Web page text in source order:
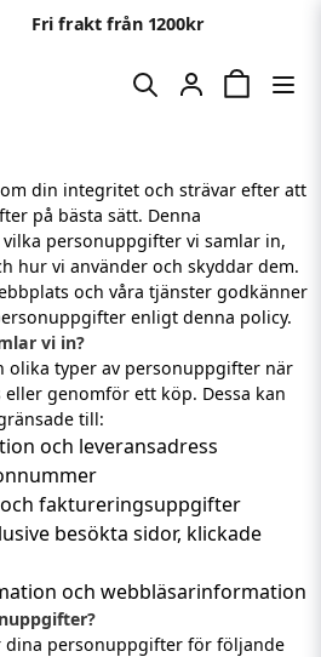
Fri frakt från 1200kr
din integritet och strävar efter att
på bästa sätt. Denna
personuppgifter vi samlar in,
hur vi använder och skyddar dem.
och våra tjänster godkänner
enligt denna policy.
vi in?
olika typer av personuppgifter när
genomför ett köp. Dessa kan
till:
och leveransadress
faktureringsuppgifter
besökta sidor, klickade
och webbläsarinformation
dina personuppgifter för följande